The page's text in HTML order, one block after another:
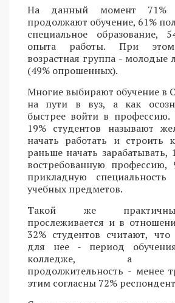
На данный момент 71%
продолжают обучение, 61%
специальное образование,
опыта работы. При этом
возрастная группа - молодые
(49% опрошенных).
Многие выбирают обучение в
на пути в вуз, а как
быстрее войти в
19% студентов называют
начать работать и строить
раньше начать зарабатывать,
востребованную профессию,
прикладную
учебных предметов.
Такой же
прослеживается и в
32% студентов считают,
для нее - период
колледже, а
продолжительность - менее
этим согласны 72%